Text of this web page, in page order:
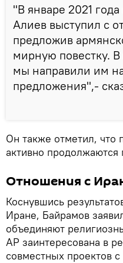
"В январе 2021
Алиев выступил с
предложив
мирную повестку.
мы направили им
предложения",-
Он также отметил, что
активно
Отношения с
Коснувшись
Иране, Байрамов
объединяют
АР заинтересована в
совместных проектов